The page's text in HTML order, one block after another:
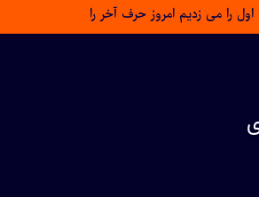
را می زدیم امروز حرف آخر را